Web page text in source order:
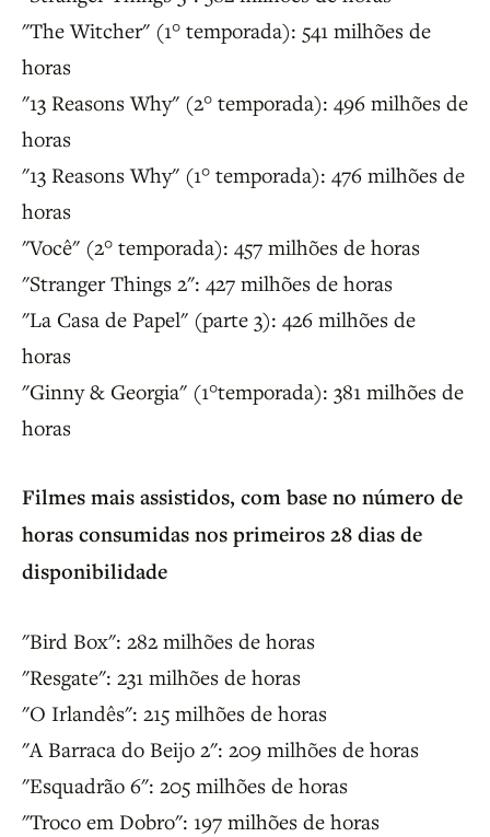
"The Witcher" (1° temporada): 541 milhões de
horas
"13 Reasons Why" (2° temporada): 496 milhões de
horas
"13 Reasons Why" (1° temporada): 476 milhões de
horas
"Você" (2° temporada): 457 milhões de horas
"Stranger Things 2": 427 milhões de horas
"La Casa de Papel" (parte 3): 426 milhões de
horas
"Ginny & Georgia" (1°temporada): 381 milhões de
horas
Filmes mais assistidos, com base no número de
horas consumidas nos primeiros 28 dias de
disponibilidade
"Bird Box": 282 milhões de horas
"Resgate": 231 milhões de horas
"O Irlandês": 215 milhões de horas
"A Barraca do Beijo 2": 209 milhões de horas
"Esquadrão 6": 205 milhões de horas
"Troco em Dobro": 197 milhões de horas